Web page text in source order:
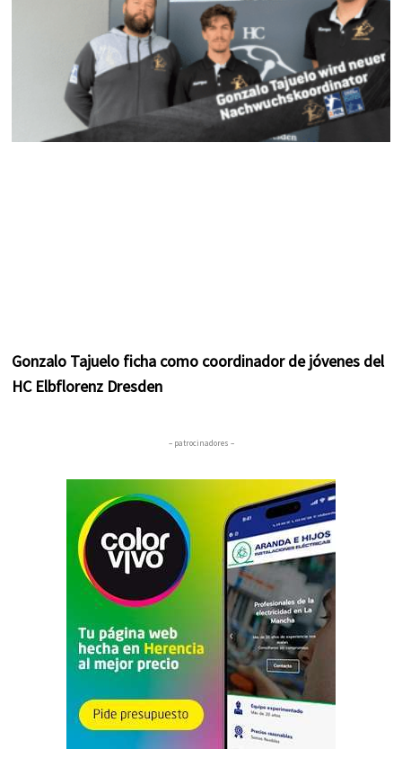
Gonzalo Tajuelo ficha como coordinador de jóvenes del
HC Elbflorenz Dresden
– patrocinadores –